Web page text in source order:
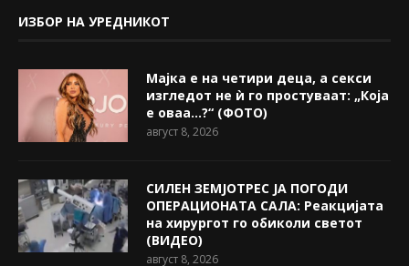
ИЗБОР НА УРЕДНИКОТ
Мајка е на четири деца, а секси
изгледот не ѝ го простуваат: „Која
е оваа…?“ (ФОТО)
август 8, 2026
СИЛЕН ЗЕМЈОТРЕС ЈА ПОГОДИ
ОПЕРАЦИОНАТА САЛА: Реакцијата
на хирургот го обиколи светот
(ВИДЕО)
август 8, 2026